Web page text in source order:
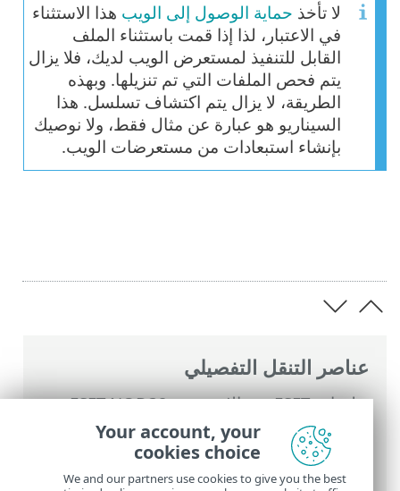
عناصر التنقل التفصيلي
تعليمات ESET عبر الإنترنت >
ESET NOD32
Antivirus
> الإعداد المتقدم>وسائل الحماية
الحماية في الوقت الفعلي لنظام الملفات
استثناءات العمليات
لا تأخذ حماية الوصول إلى الويب هذا الاستثناء
في الاعتبار، لذا إذا قمت باستثناء الملف
القابل للتنفيذ لمستعرض الويب لديك، فلا يزال
يتم فحص الملفات التي تم تنزيلها. وبهذه
الطريقة، لا يزال يتم اكتشاف تسلسل. هذا
السيناريو هو عبارة عن مثال فقط، ولا نوصيك
بإنشاء استبعادات من مستعرضات الويب.
Your account, your
cookies choice
We and our partners use cookies to give you the best